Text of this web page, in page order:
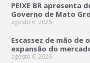
PEIXE BR apresenta
Governo de Mato
agosto 6, 2026
Escassez de mão de
expansão do
agosto 6, 2026